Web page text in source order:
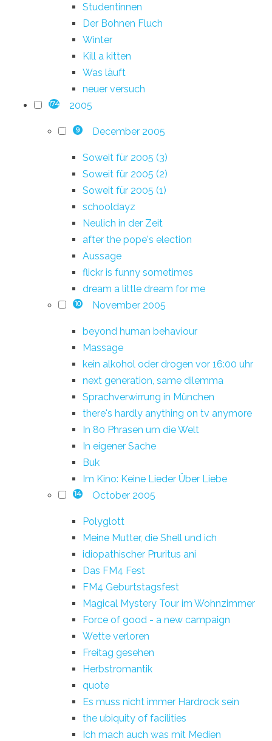
Studentinnen
Der Bohnen Fluch
Winter
Kill a kitten
Was läuft
neuer versuch
174 2005
9 December 2005
Soweit für 2005 (3)
Soweit für 2005 (2)
Soweit für 2005 (1)
schooldayz
Neulich in der Zeit
after the pope's election
Aussage
flickr is funny sometimes
dream a little dream for me
10 November 2005
beyond human behaviour
Massage
kein alkohol oder drogen vor 16:00 uhr
next generation, same dilemma
Sprachverwirrung in München
there's hardly anything on tv anymore
In 80 Phrasen um die Welt
In eigener Sache
Buk
Im Kino: Keine Lieder Über Liebe
14 October 2005
Polyglott
Meine Mutter, die Shell und ich
idiopathischer Pruritus ani
Das FM4 Fest
FM4 Geburtstagsfest
Magical Mystery Tour im Wohnzimmer
Force of good - a new campaign
Wette verloren
Freitag gesehen
Herbstromantik
quote
Es muss nicht immer Hardrock sein
the ubiquity of facilities
Ich mach auch was mit Medien